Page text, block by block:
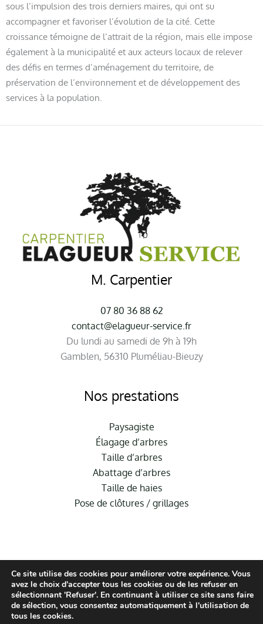
sous l’impulsion des trois derniers maires, qui ont su
accompagner et favoriser l’évolution de la cité. Cette
croissance témoigne de l’attrait de la région, mais elle impose
également à la municipalité et aux acteurs locaux de relever
des défis en termes d’aménagement du territoire, de
préservation de l’environnement et de développement des
services à la population.
M. Carpentier
07 80 36 88 62
contact@elagueur-service.fr
Du lundi au samedi de 9h à 19h
Gamblen, 56310 Pluméliau-Bieuzy
Nos prestations
Paysagiste
Élagage d’arbres
Taille d’arbres
Abattage d’arbres
Taille de haies
Pose de clôtures / grillages
© Hauméa Digital | Tous droits réservés
Ce site utilise des cookies pour améliorer votre expérience. Vous
avez le choix d'accepter tous les cookies ou de les refuser en
sélectionnant 'Refuser'. En continuant à utiliser ce site sans faire
de sélection, vous consentez automatiquement à l'utilisation de
tous les cookies.